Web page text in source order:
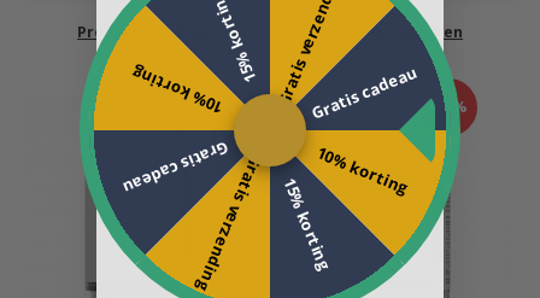
Product bekijken Product bekijken
-33%
Gratis verzending
Gratis cadeau
10% korting
15% korting
Gratis verzending
Gratis cadeau
10% korting
15% korting